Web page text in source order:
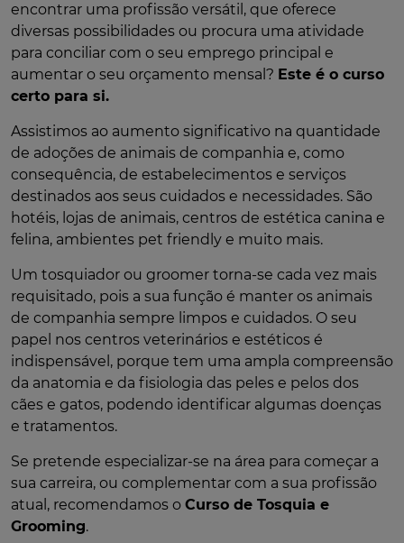
encontrar uma profissão versátil, que oferece
diversas possibilidades ou procura uma atividade
para conciliar com o seu emprego principal e
aumentar o seu orçamento mensal? Este é o curso
certo para si.
Assistimos ao aumento significativo na quantidade
de adoções de animais de companhia e, como
consequência, de estabelecimentos e serviços
destinados aos seus cuidados e necessidades. São
hotéis, lojas de animais, centros de estética canina e
felina, ambientes pet friendly e muito mais.
Um tosquiador ou groomer torna-se cada vez mais
requisitado, pois a sua função é manter os animais
de companhia sempre limpos e cuidados. O seu
papel nos centros veterinários e estéticos é
indispensável, porque tem uma ampla compreensão
da anatomia e da fisiologia das peles e pelos dos
cães e gatos, podendo identificar algumas doenças
e tratamentos.
Se pretende especializar-se na área para começar a
sua carreira, ou complementar com a sua profissão
atual, recomendamos o Curso de Tosquia e
Grooming.